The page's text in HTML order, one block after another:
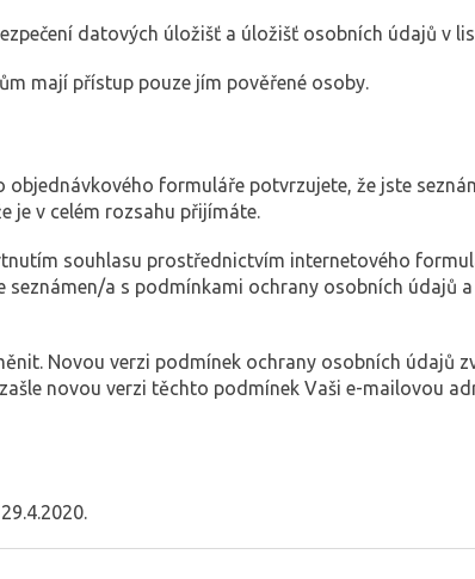
datových úložišť a úložišť osobních údajů v
mají přístup pouze jím pověřené osoby.
objednávkového formuláře potvrzujete, že jste
je v celém rozsahu přijímáte.
souhlasu prostřednictvím internetového
a s podmínkami ochrany osobních údajů a
Novou verzi podmínek ochrany osobních údajů
novou verzi těchto podmínek Vaši e-mailovou